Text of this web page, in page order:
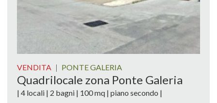
VENDITA | PONTE GALERIA
Quadrilocale zona Ponte Galeria
| 4 locali | 2 bagni | 100 mq | piano secondo |